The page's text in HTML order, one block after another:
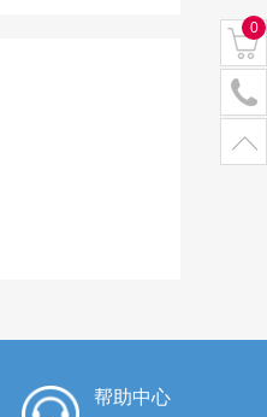
帮助中心
0